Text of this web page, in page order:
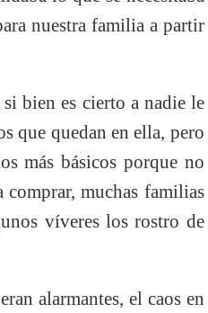
nuestra familia a partir
bien es cierto a nadie le
que quedan en ella, pero
más básicos porque no
muchas familias
víveres los rostro de
alarmantes, el caos en